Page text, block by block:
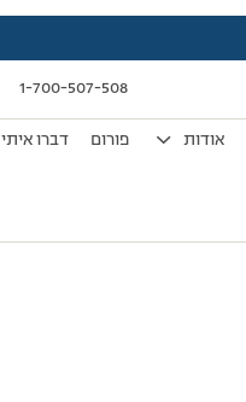
1-700-507-508
אודות פורום דברו איתי